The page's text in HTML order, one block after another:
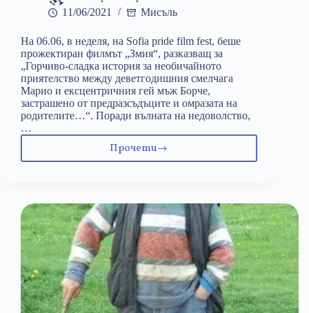
11/06/2021
Мисъль
На 06.06, в неделя, на Sofia pride film fest, бeше
прожектиран филмът „Змия“, разказващ за
„Горчиво-сладка история за необичайното
приятелство между деветгодишния смелчага
Марио и ексцентричния гей мъж Борче,
застрашено от предразсъдъците и омразата на
родителите…“. Поради вълната на недоволство,
…
Прочети
Просто
ЛГБТИ-
пропаганда